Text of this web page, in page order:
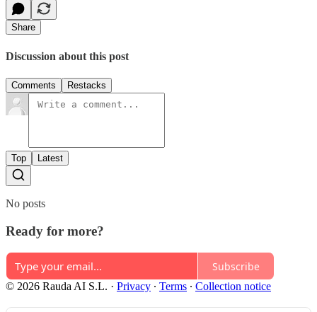
Share
Discussion about this post
Comments Restacks
Top Latest
No posts
Ready for more?
Subscribe
© 2026 Rauda AI S.L. · Privacy ∙ Terms ∙ Collection notice